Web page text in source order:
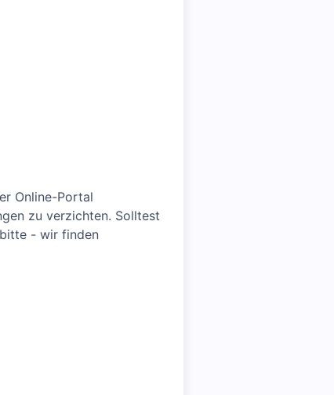
Online-Portal
zu verzichten. Solltest
- wir finden